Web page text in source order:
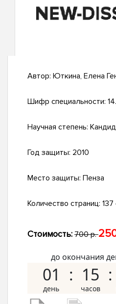
Автор: Юткина, Елена
Шифр специальности:
Научная степень:
Год защиты: 2010
Место защиты: Пенза
Количество страниц: 137
Стоимость: 700 р.
до окончания
01 15